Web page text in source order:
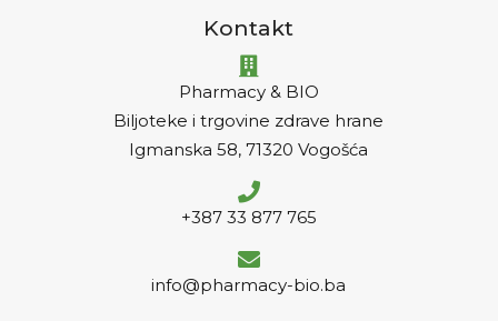
Kontakt
Pharmacy & BIO
Biljoteke i trgovine zdrave hrane
Igmanska 58, 71320 Vogošća
+387 33 877 765
info@pharmacy-bio.ba